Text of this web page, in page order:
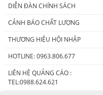
DIỄN ĐÀN CHÍNH SÁCH
CẢNH BÁO CHẤT LƯỢNG
THƯƠNG HIỆU HỘI NHẬP
HOTLINE: 0963.806.677
LIÊN HỆ QUẢNG CÁO :
TEL:0988.624.621